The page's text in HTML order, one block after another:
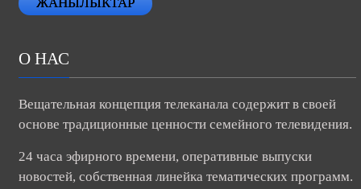
О НАС
Вещательная концепция телеканала содержит в своей
основе традиционные ценности семейного телевидения.
24 часа эфирного времени, оперативные выпуски
новостей, собственная линейка тематических программ.